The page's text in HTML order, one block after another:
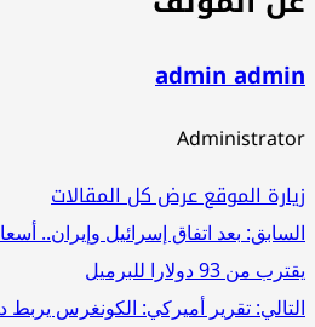
admin admin
Administrator
زيارة الموقععرض كل المقالات
تصفّح
المقالات
السابق: بعد اتفاق إسرائيل وإيران..
يقترب من 93 دولارا للبرميل
التالي: تقرير أميركي: الكونغرس يربط